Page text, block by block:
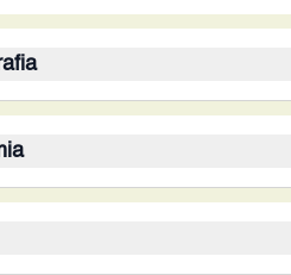
mais nítidas e vídeos mais
profunda sobre o
de fotos e vídeos. A ausência
autonomia. É provável que o